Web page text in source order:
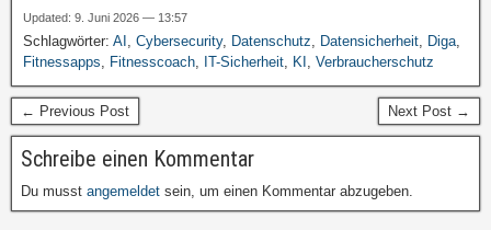
Updated: 9. Juni 2026 — 13:57
Schlagwörter: AI , Cybersecurity, Datenschutz, Datensicherheit, Diga,
Fitnessapps, Fitnesscoach, IT-Sicherheit, KI , Verbraucherschutz
← Previous Post Next Post →
Schreibe einen Kommentar
Du musst angemeldet sein, um einen Kommentar abzugeben.